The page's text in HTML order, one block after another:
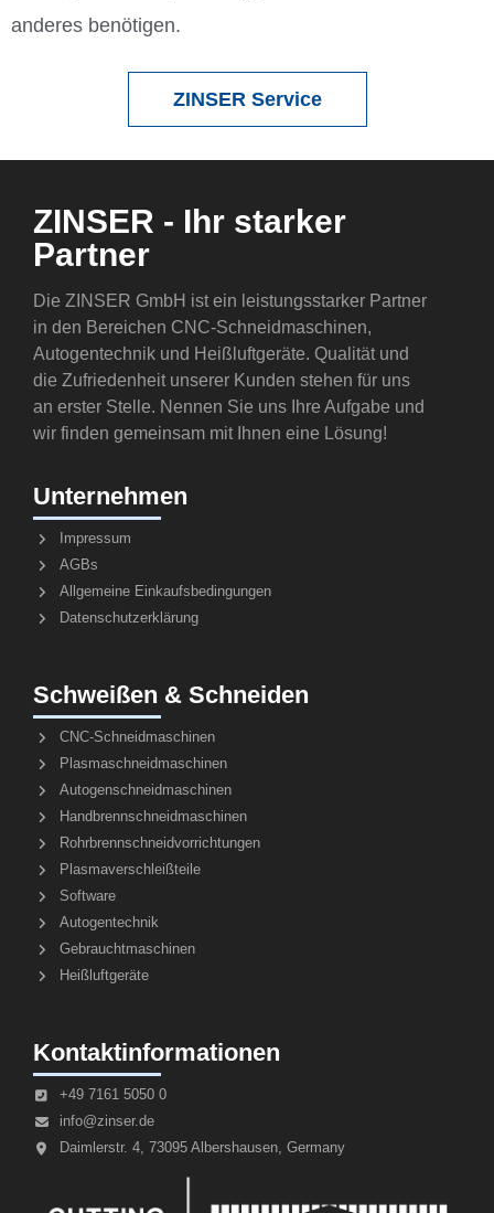
anderes benötigen.
ZINSER Service
ZINSER - Ihr starker
Partner
Die ZINSER GmbH ist ein leistungsstarker Partner
in den Bereichen CNC-Schneidmaschinen,
Autogentechnik und Heißluftgeräte. Qualität und
die Zufriedenheit unserer Kunden stehen für uns
an erster Stelle. Nennen Sie uns Ihre Aufgabe und
wir finden gemeinsam mit Ihnen eine Lösung!
Unternehmen
Impressum
AGBs
Allgemeine Einkaufsbedingungen
Datenschutzerklärung
Schweißen & Schneiden
CNC-Schneidmaschinen
Plasmaschneidmaschinen
Autogenschneidmaschinen
Handbrennschneidmaschinen
Rohrbrennschneidvorrichtungen
Plasmaverschleißteile
Software
Autogentechnik
Gebrauchtmaschinen
Heißluftgeräte
Kontaktinformationen
+49 7161 5050 0
info@zinser.de
Daimlerstr. 4, 73095 Albershausen, Germany